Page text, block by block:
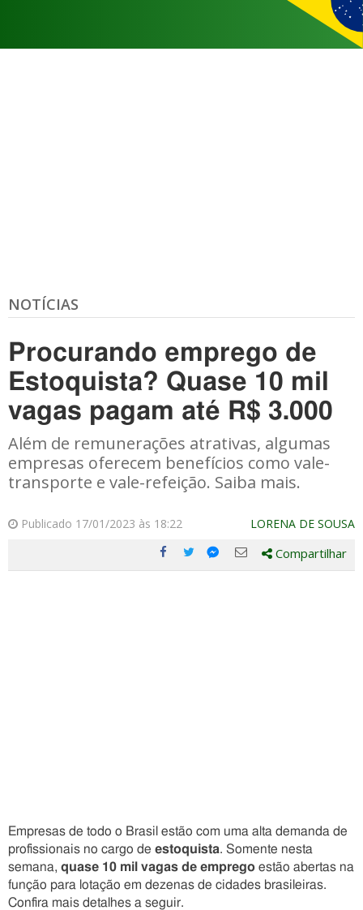
NOTÍCIAS
Procurando emprego de
Estoquista? Quase 10 mil
vagas pagam até R$ 3.000
Além de remunerações atrativas, algumas
empresas oferecem benefícios como vale-
transporte e vale-refeição. Saiba mais.
Publicado 17/01/2023 às 18:22 LORENA DE SOUSA
Compartilhe
Compartilhe
Compartilhe
Compartilhe
Compartilhar
Empresas de todo o Brasil estão com uma alta demanda de
profissionais no cargo de estoquista. Somente nesta
semana, quase 10 mil vagas de emprego estão abertas na
função para lotação em dezenas de cidades brasileiras.
Confira mais detalhes a seguir.